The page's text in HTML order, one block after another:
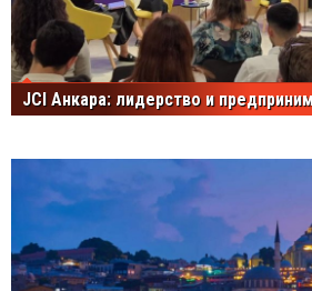
JCI Анкара: лидерство и